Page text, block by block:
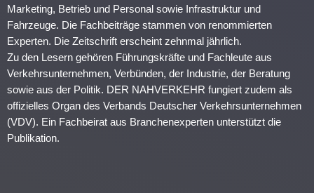
Marketing, Betrieb und Personal sowie Infrastruktur und
Fahrzeuge. Die Fachbeiträge stammen von renommierten
Experten. Die Zeitschrift erscheint zehnmal jährlich.
Zu den Lesern gehören Führungskräfte und Fachleute aus
Verkehrsunternehmen, Verbünden, der Industrie, der Beratung
sowie aus der Politik. DER NAHVERKEHR fungiert zudem als
offizielles Organ des Verbands Deutscher Verkehrsunternehmen
(VDV). Ein Fachbeirat aus Branchenexperten unterstützt die
Publikation.